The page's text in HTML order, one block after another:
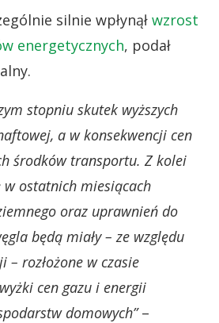
silnie wpłynął wzrost
energetycznych, podał
stopniu skutek wyższych
a w konsekwencji cen
środków transportu. Z kolei
ostatnich miesiącach
oraz uprawnień do
będą miały – ze względu
– rozłożone w czasie
cen gazu i energii
domowych”–